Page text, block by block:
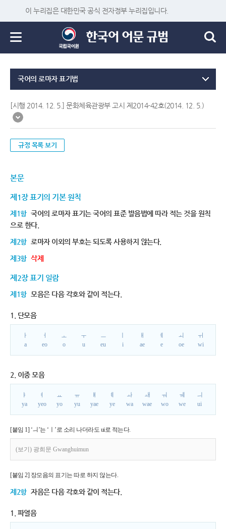
이 누리집은 대한민국 공식 전자정부 누리집입니다.
국어의 로마자 표기법
[시행 2014. 12. 5.] 문화체육관광부 고시 제2014-42호(2014. 12. 5.)
규정 목록 보기
본문
제1장 표기의 기본 원칙
제1항 국어의 로마자 표기는 국어의 표준 발음법에 따라 적는 것을 원칙
으로 한다.
제2항 로마자 이외의 부호는 되도록 사용하지 않는다.
제3항 삭제
제2장 표기 일람
제1항 모음은 다음 각호와 같이 적는다.
1. 단모음
ㅏ
a
ㅓ
eo
ㅗ
o
ㅜ
u
ㅡ
eu
i
ㅐ
ae
ㅔ
e
ㅚ
oe
ㅟ
wi
2. 이중 모음
ㅑ
ya
ㅕ
yeo
ㅛ
yo
ㅠ
yu
ㅒ
yae
ㅖ
ye
ㅘ
wa
ㅙ
wae
ㅝ
wo
ㅞ
we
ㅢ
ui
[붙임 1] ‘ㅢ’는 ‘ㅣ’로 소리 나더라도 ui로 적는다.
(보기) 광희문 Gwanghuimun
[붙임 2] 장모음의 표기는 따로 하지 않는다.
제2항 자음은 다음 각호와 같이 적는다.
1. 파열음